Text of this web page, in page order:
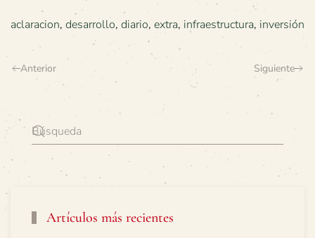
aclaracion, desarrollo, diario, extra, infraestructura, inversión
Anterior Siguiente
Artículos más recientes